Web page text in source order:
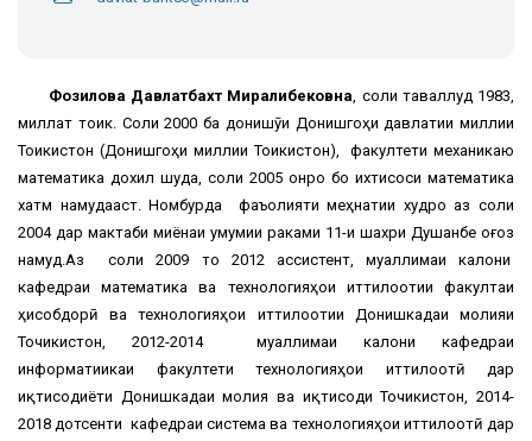
Фозилова Давлатбахт Миралибековна, соли таваллуд 1983,
миллат тоҷик. Соли 2000 ба донишҷӯи Донишгоҳи давлатии миллии
Тоҷикистон (Донишгоҳи миллии Тоҷикистон), факултети механикаю
математика дохил шуда, соли 2005 онро бо ихтисоси математика
хатм намудааст. Номбурда фаъолияти меҳнатии худро аз соли
2004 дар мактаби миёнаи умумии раками 11-и шахри Душанбе оғоз
намуд.Аз соли 2009 то 2012 ассистент, муаллимаи калони
кафедраи математика ва технологияҳои иттилоотии факултаи
ҳисобдорӣ ва технологияҳои иттилоотии Донишкадаи молияи
Точикистон, 2012-2014 муаллимаи калони кафедраи
информатиикаи факултети технологияҳои иттилоотӣ дар
иқтисодиёти Донишкадаи молия ва иқтисоди Точикистон, 2014-
2018 дотсенти кафедраи система ва технологияҳои иттилоотӣ дар